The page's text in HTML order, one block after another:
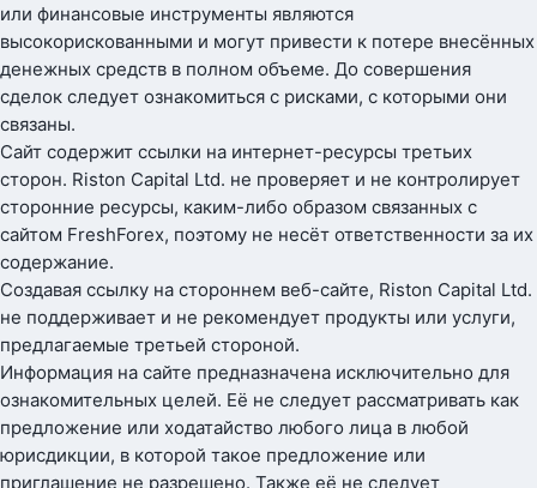
или финансовые инструменты являются
высокорискованными и могут привести к потере внесённых
денежных средств в полном объеме. До совершения
сделок следует ознакомиться с рисками, с которыми они
связаны.
Сайт содержит ссылки на интернет-ресурсы третьих
сторон. Riston Capital Ltd. не проверяет и не контролирует
сторонние ресурсы, каким-либо образом связанных с
сайтом FreshForex, поэтому не несёт ответственности за их
содержание.
Создавая ссылку на стороннем веб-сайте, Riston Capital Ltd.
не поддерживает и не рекомендует продукты или услуги,
предлагаемые третьей стороной.
Информация на сайте предназначена исключительно для
ознакомительных целей. Её не следует рассматривать как
предложение или ходатайство любого лица в любой
юрисдикции, в которой такое предложение или
приглашение не разрешено. Также её не следует